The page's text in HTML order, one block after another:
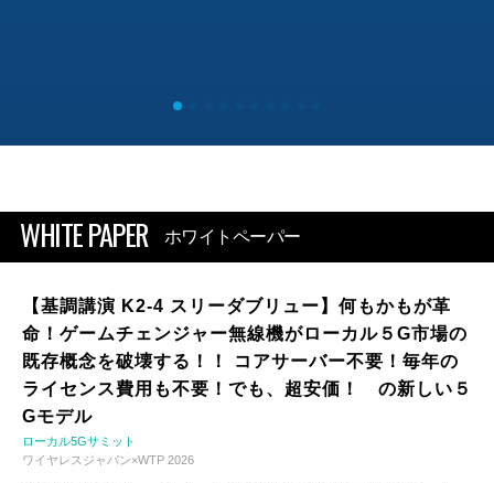
WHITE PAPER ホワイトペーパー
【基調講演 K2-4 スリーダブリュー】何もかもが革
命！ゲームチェンジャー無線機がローカル５G市場の
既存概念を破壊する！！ コアサーバー不要！毎年の
ライセンス費用も不要！でも、超安価！ の新しい５
Gモデル
ローカル5Gサミット
ワイヤレスジャパン×WTP 2026